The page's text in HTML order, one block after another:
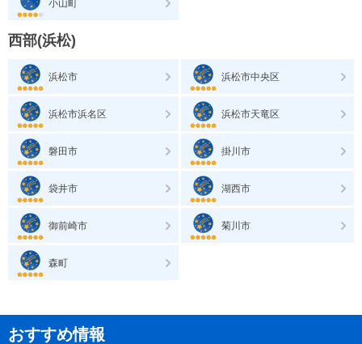
小山町
西部(浜松)
浜松市 浜松市中央区
浜松市浜名区 浜松市天竜区
磐田市 掛川市
袋井市 湖西市
御前崎市 菊川市
森町
おすすめ情報